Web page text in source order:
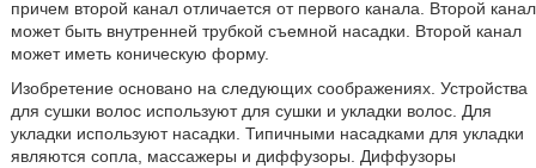
причем второй канал отличается от первого канала. Второй канал
может быть внутренней трубкой съемной насадки. Второй канал
может иметь коническую форму.
Изобретение основано на следующих соображениях. Устройства
для сушки волос используют для сушки и укладки волос. Для
укладки используют насадки. Типичными насадками для укладки
являются сопла, массажеры и диффузоры. Диффузоры